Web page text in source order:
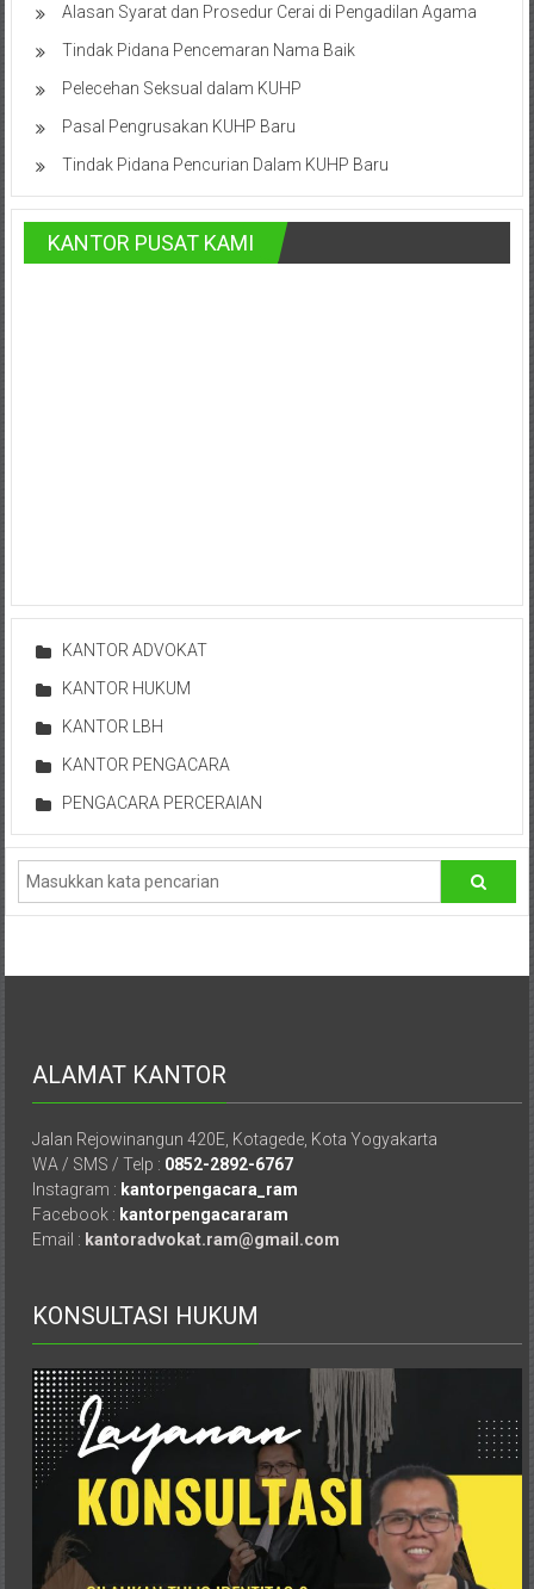
Firm
Kantor
Pengacara
Jogja,
Lawyer,
Advokat,
Pengacara
Surabaya,
Sukoharjo,
Mungkid,
Purworejo,
Istimewa
Yogyakarta,
Makassar,
Denpasar,
Salatiga,
Ungaran,
Bandung,
Pekanbaru,
Bengkulu,
Gunung
Kidul,
Kulon
Progo,
Pusat,
Tanggerang,
Purworejo,
Purwokerto,
Kebumen,
Tasikmalaya,
Purwodadi,
Wonogiri,
Pacitan,
Palembang,
Alasan Syarat dan Prosedur Cerai di Pengadilan Agama
Tindak Pidana Pencemaran Nama Baik
Pelecehan Seksual dalam KUHP
Pasal Pengrusakan KUHP Baru
Tindak Pidana Pencurian Dalam KUHP Baru
KANTOR PUSAT KAMI
KANTOR ADVOKAT
KANTOR HUKUM
KANTOR LBH
KANTOR PENGACARA
PENGACARA PERCERAIAN
ALAMAT KANTOR
Jalan Rejowinangun 420E, Kotagede, Kota Yogyakarta
WA / SMS / Telp : 0852-2892-6767
Instagram : kantorpengacara_ram
Facebook : kantorpengacararam
Email : kantoradvokat.ram@gmail.com
KONSULTASI HUKUM